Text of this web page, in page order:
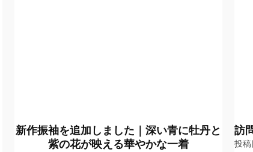
新作振袖を追加しました｜深い青に牡丹と
紫の花が映える華やかな一着
訪
投